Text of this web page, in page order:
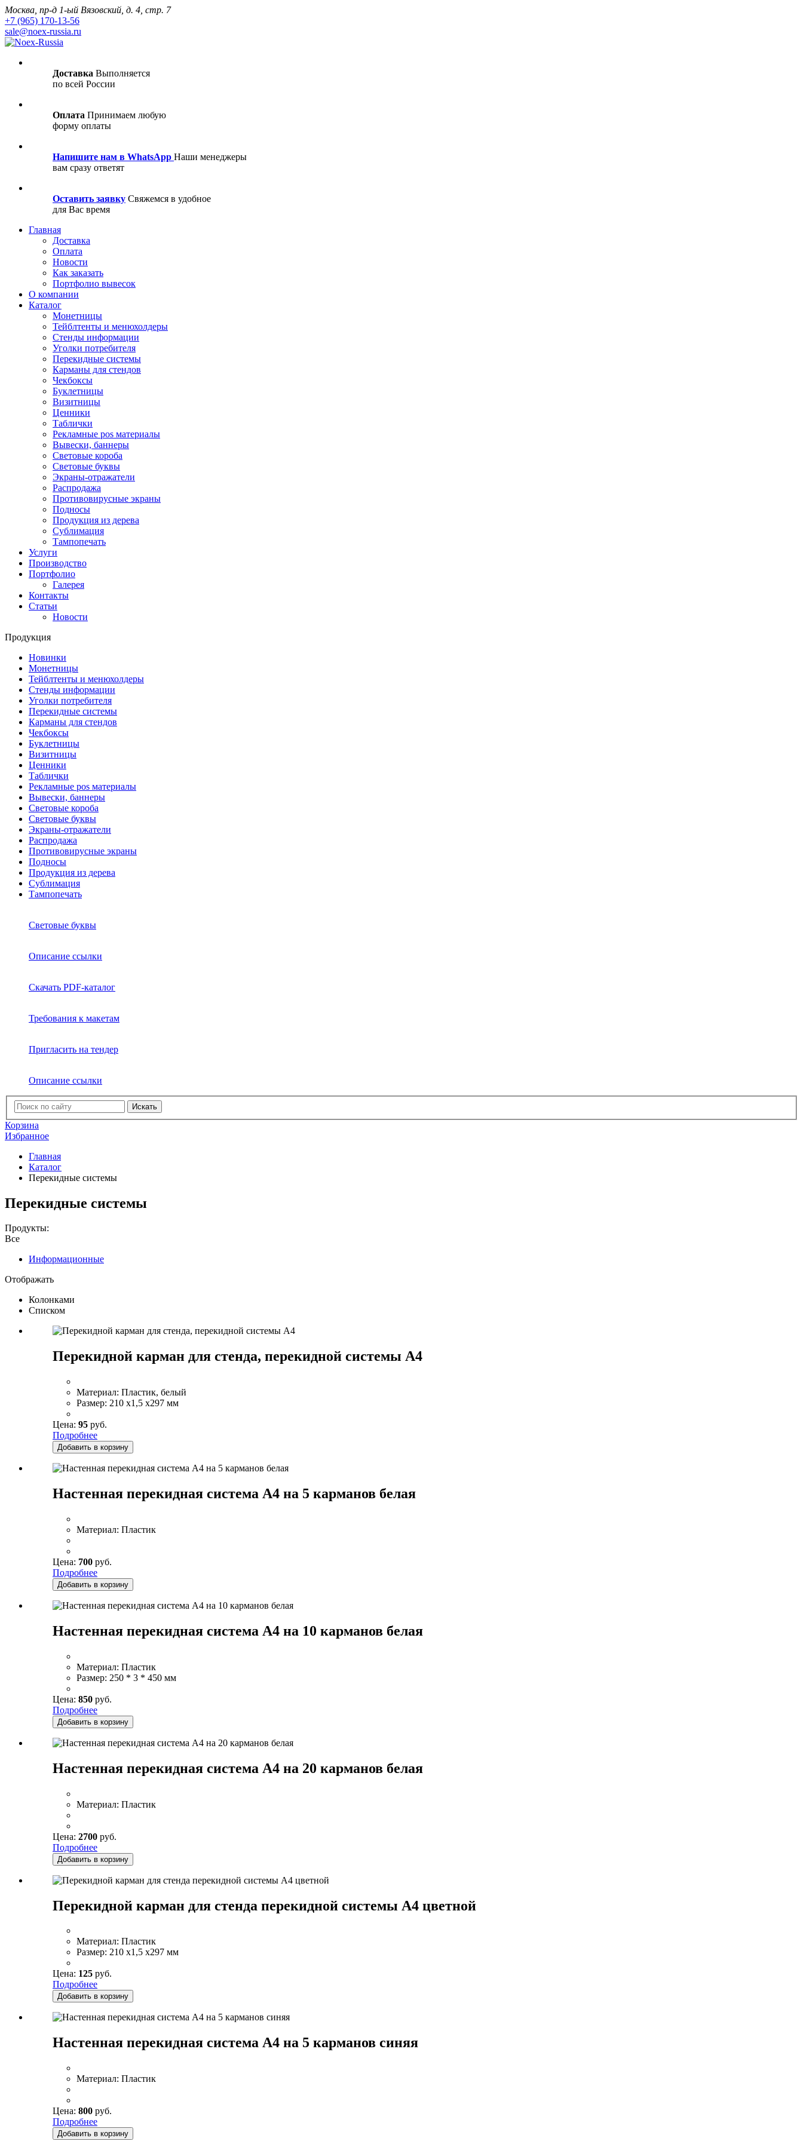
Москва, пр-д 1-ый Вязовский, д. 4, стр. 7
+7 (965) 170-13-56
sale@noex-russia.ru
Доставка Выполняется
по всей России
Оплата Принимаем любую
форму оплаты
Напишите нам в WhatsApp Наши менеджеры
вам сразу ответят
Оставить заявку Свяжемся в удобное
для Вас время
Главная
Доставка
Оплата
Новости
Как заказать
Портфолио вывесок
О компании
Каталог
Монетницы
Тейблтенты и менюхолдеры
Стенды информации
Уголки потребителя
Перекидные системы
Карманы для стендов
Чекбоксы
Буклетницы
Визитницы
Ценники
Таблички
Рекламные pos материалы
Вывески, баннеры
Световые короба
Световые буквы
Экраны-отражатели
Распродажа
Противовирусные экраны
Подносы
Продукция из дерева
Сублимация
Тампопечать
Услуги
Производство
Портфолио
Галерея
Контакты
Статьи
Новости
Продукция
Новинки
Монетницы
Тейблтенты и менюхолдеры
Стенды информации
Уголки потребителя
Перекидные системы
Карманы для стендов
Чекбоксы
Буклетницы
Визитницы
Ценники
Таблички
Рекламные pos материалы
Вывески, баннеры
Световые короба
Световые буквы
Экраны-отражатели
Распродажа
Противовирусные экраны
Подносы
Продукция из дерева
Сублимация
Тампопечать
Световые буквы
Описание ссылки
Скачать PDF-каталог
Требования к макетам
Пригласить на тендер
Описание ссылки
Искать
Корзина
Избранное
Главная
Каталог
Перекидные системы
Перекидные системы
Продукты:
Все
Информационные
Отображать
Колонками
Списком
Перекидной карман для стенда, перекидной системы А4
Материал: Пластик, белый
Размер: 210 x1,5 x297 мм
Цена: 95 руб.
Подробнее
Добавить в корзину
Настенная перекидная система А4 на 5 карманов белая
Материал: Пластик
Цена: 700 руб.
Подробнее
Добавить в корзину
Настенная перекидная система А4 на 10 карманов белая
Материал: Пластик
Размер: 250 * 3 * 450 мм
Цена: 850 руб.
Подробнее
Добавить в корзину
Настенная перекидная система А4 на 20 карманов белая
Материал: Пластик
Цена: 2700 руб.
Подробнее
Добавить в корзину
Перекидной карман для стенда перекидной системы А4 цветной
Материал: Пластик
Размер: 210 x1,5 x297 мм
Цена: 125 руб.
Подробнее
Добавить в корзину
Настенная перекидная система А4 на 5 карманов синяя
Материал: Пластик
Цена: 800 руб.
Подробнее
Добавить в корзину